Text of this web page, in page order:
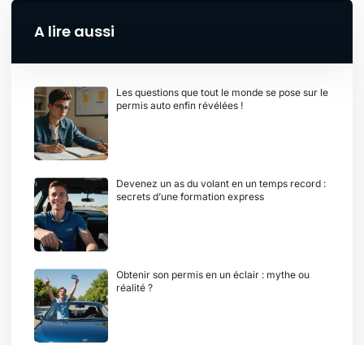
A lire aussi
Les questions que tout le monde se pose sur le
permis auto enfin révélées !
Devenez un as du volant en un temps record :
secrets d’une formation express
Obtenir son permis en un éclair : mythe ou
réalité ?